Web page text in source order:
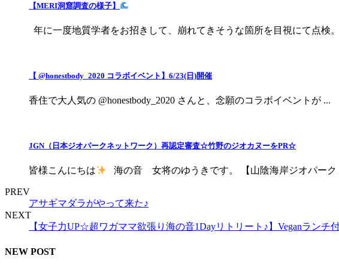
【MERI洞窟調査の様子】
年に一度地質学者をお招きして、崩れてきそうな箇所を目視にて点検
【 @honestbody_2020 コラボイベント】6/23(日)開催
香住で大人気の @honestbody_2020 さんと、念願のコラボイベントが ...
JGN（日本ジオパークネットワーク）再認定審査☆竹野のジオカヌーをPR☆
皆様こんにちは 海の音 女将のゆうきです。 【山陰海岸ジオパーク
PREV
アサギマダラがやって来た♪
NEXT
【女子力UP☆超ワガママ欲張り海の音1Dayリトリート♪】Veganランチ
NEW POST